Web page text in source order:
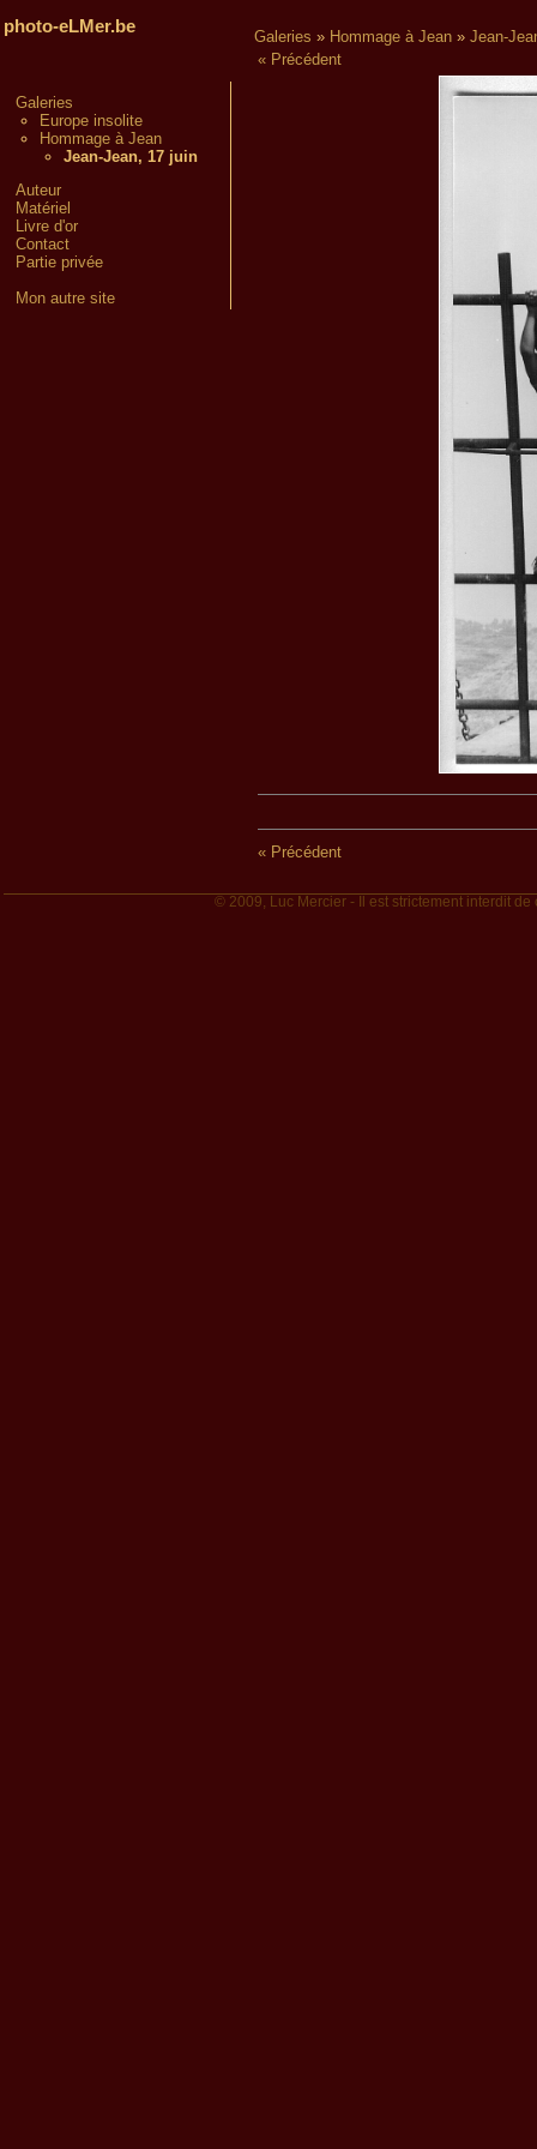
photo-eLMer.be
Galeries
Europe insolite
Hommage à Jean
Jean-Jean, 17 juin
Auteur
Matériel
Livre d'or
Contact
Partie privée
Mon autre site
Galeries » Hommage à Jean » Jean-
« Précédent
« Précédent
© 2009, Luc Mercier - Il est strictement interdit